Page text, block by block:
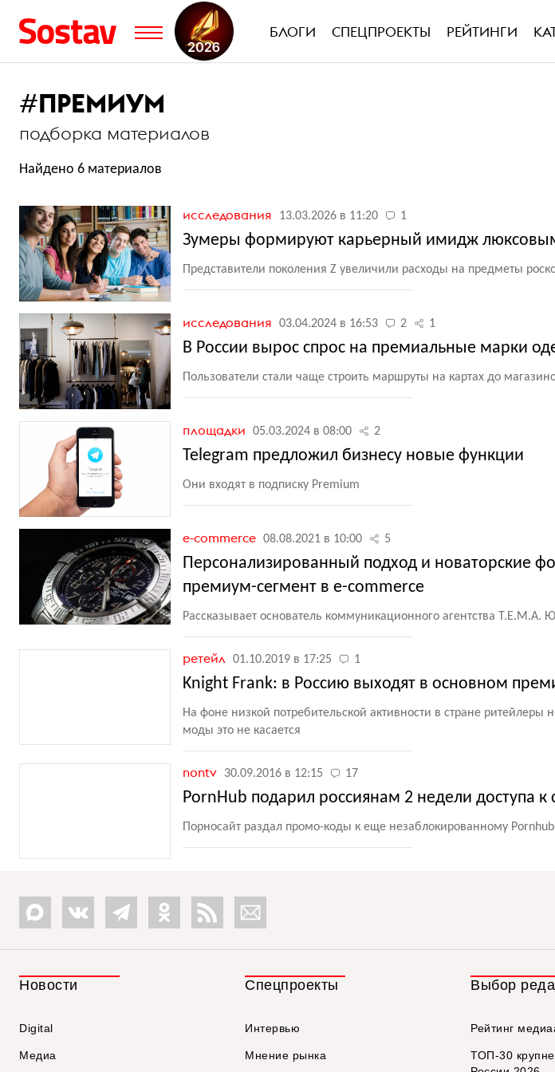
БЛОГИ СПЕЦПРОЕКТЫ РЕЙТИНГИ
#ПРЕМИУМ
подборка материалов
Найдено 6 материалов
исследования 13.03.2026 в 11:20 1
Зумеры формируют карьерный имидж
Представители поколения Z увеличили расходы на предметы
исследования 03.04.2024 в 16:53 2 1
В России вырос спрос на премиальные марки
Пользователи стали чаще строить маршруты на картах до
площадки 05.03.2024 в 08:00 2
Telegram предложил бизнесу новые функции
Они входят в подписку Premium
e-commerce 08.08.2021 в 10:00 5
Персонализированный подход и новаторские
премиум-сегмент в e-commerce
Рассказывает основатель коммуникационного агентства Т.Е.М.А.
ретейл 01.10.2019 в 17:25 1
Knight Frank: в Россию выходят в основном
На фоне низкой потребительской активности в стране
моды это не касается
nontv 30.09.2016 в 12:15 17
PornHub подарил россиянам 2 недели доступа к
Порносайт раздал промо-коды к еще незаблокированному
Новости
Digital
Медиа
Спецпроекты
Интервью
Мнение рынка
Выбор
Рейтинг
ТОП-30